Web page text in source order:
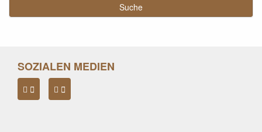
SOZIALEN MEDIEN